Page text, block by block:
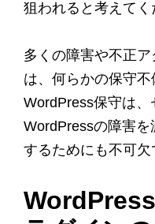
狙われると考えてく
多くの障害や不正
は、何らかの保守
WordPress保守は、
WordPressの障害
するためにも不可欠